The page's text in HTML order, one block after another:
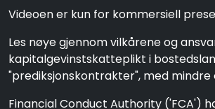
Videoen er kun for kommersiell
Les nøye gjennom vilkårene og
kapitalgevinstskatteplikt i
"prediksjonskontrakter", med
Financial Conduct Authority ('FCA')